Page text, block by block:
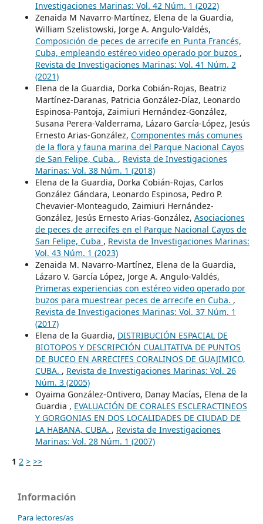
Investigaciones Marinas: Vol. 42 Núm. 1 (2022)
Zenaida M Navarro-Martínez, Elena de la Guardia,
William Szelistowski, Jorge A. Angulo-Valdés,
Composición de peces de arrecife en Punta Francés,
Cuba, empleando estéreo video operado por buzos ,
Revista de Investigaciones Marinas: Vol. 41 Núm. 2
(2021)
Elena de la Guardia, Dorka Cobián-Rojas, Beatriz
Martínez-Daranas, Patricia González-Díaz, Leonardo
Espinosa-Pantoja, Zaimiuri Hernández-González,
Susana Perera-Valderrama, Lázaro García-López, Jesús
Ernesto Arias-González, Componentes más comunes
de la flora y fauna marina del Parque Nacional Cayos
de San Felipe, Cuba. , Revista de Investigaciones
Marinas: Vol. 38 Núm. 1 (2018)
Elena de la Guardia, Dorka Cobián-Rojas, Carlos
González Gándara, Leonardo Espinosa, Pedro P.
Chevavier-Monteagudo, Zaimiuri Hernández-
González, Jesús Ernesto Arias-González, Asociaciones
de peces de arrecifes en el Parque Nacional Cayos de
San Felipe, Cuba , Revista de Investigaciones Marinas:
Vol. 43 Núm. 1 (2023)
Zenaida M. Navarro-Martínez, Elena de la Guardia,
Lázaro V. García López, Jorge A. Angulo-Valdés,
Primeras experiencias con estéreo video operado por
buzos para muestrear peces de arrecife en Cuba. ,
Revista de Investigaciones Marinas: Vol. 37 Núm. 1
(2017)
Elena de la Guardia, DISTRIBUCIÓN ESPACIAL DE
BIOTOPOS Y DESCRIPCIÓN CUALITATIVA DE PUNTOS
DE BUCEO EN ARRECIFES CORALINOS DE GUAJIMICO,
CUBA. , Revista de Investigaciones Marinas: Vol. 26
Núm. 3 (2005)
Oyaima González-Ontivero, Danay Macías, Elena de la
Guardia , EVALUACIÓN DE CORALES ESCLERACTINEOS
Y GORGONIAS EN DOS LOCALIDADES DE CIUDAD DE
LA HABANA, CUBA. , Revista de Investigaciones
Marinas: Vol. 28 Núm. 1 (2007)
1 2 > >>
Información
Para lectores/as